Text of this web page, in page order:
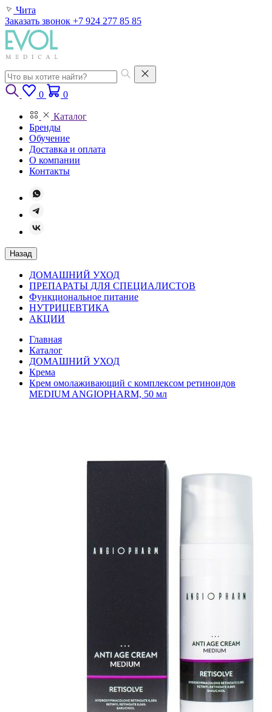
Чита
Заказать звонок +7 924 277 85 85
0 0
Каталог
Бренды
Обучение
Доставка и оплата
О компании
Контакты
Назад
ДОМАШНИЙ УХОД
ПРЕПАРАТЫ ДЛЯ СПЕЦИАЛИСТОВ
Функциональное питание
НУТРИЦЕВТИКА
АКЦИИ
Главная
Каталог
ДОМАШНИЙ УХОД
Крема
Крем омолаживающий с комплексом ретиноидов
MEDIUM ANGIOPHARM, 50 мл